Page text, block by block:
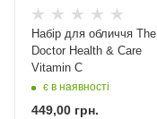
Набір для обличчя The
Doctor Health & Care
Vitamin C
є в наявності
449,00 грн.